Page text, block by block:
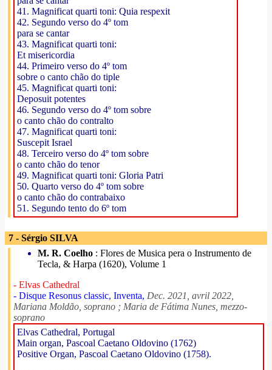
41. Magnificat quarti toni: Quia respexit
42. Segundo verso do 4º tom
para se cantar
43. Magnificat quarti toni:
Et misericordia
44. Primeiro verso do 4º tom
sobre o canto chão do tiple
45. Magnificat quarti toni:
Deposuit potentes
46. Segundo verso do 4º tom sobre
o canto chão do contralto
47. Magnificat quarti toni:
Suscepit Israel
48. Terceiro verso do 4º tom sobre
o canto chão do tenor
49. Magnificat quarti toni: Gloria Patri
50. Quarto verso do 4º tom sobre
o canto chão do contrabaixo
51. Segundo tento do 6º tom
7 - Sérgio SILVA
M. R. Coelho : Flores de Musica pera o Instrumento de
Tecla, & Harpa (1620), Volume 1
- Elvas Cathedral
- Disque Resonus classic, Inventa, Dec. 2021, avril 2022,
Mariana Moldão, soprano ; Maria de Fátima Nunes, mezzo-
soprano
Elvas Cathedral, Portugal
Main organ, Pascoal Caetano Oldovino (1762)
Positive Organ, Pascoal Caetano Oldovino (1758).